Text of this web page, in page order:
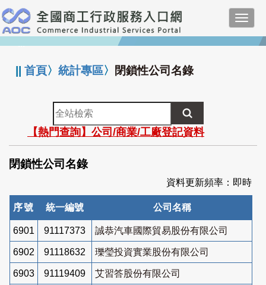
跳
到
主
要
:::
||首頁〉統計專區〉 閉鎖性公司名錄
全
站
檢
索
【熱門查詢】公司/商業/工廠登記資料
閉鎖性公司名錄
資料更新頻率：即時
序號 統一編號 公司名稱
6901 91117373 誠恭汽車國際貿易股份有限公司
6902 91118632 瓅瑩投資實業股份有限公司
6903 91119409 艾習答股份有限公司